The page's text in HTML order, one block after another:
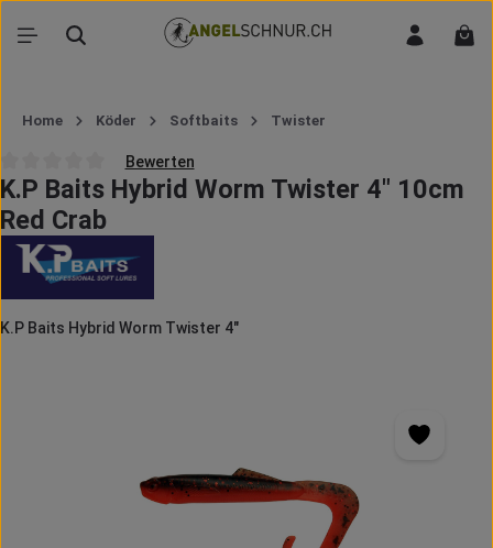
Zum Hauptinhalt springen
Home Köder Softbaits Twister
Durchschnittliche Bewertung von 0 von 5 Sternen
Bewerten
K.P Baits Hybrid Worm Twister 4" 10cm
Red Crab
K.P Baits Hybrid Worm Twister 4"